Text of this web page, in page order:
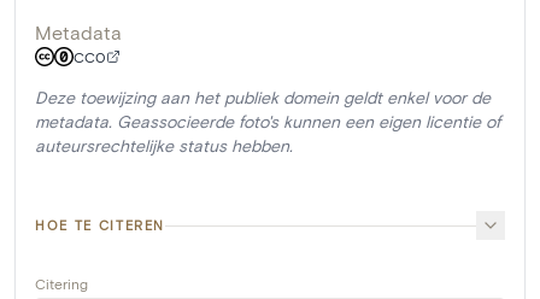
Metadata
CC0
Deze toewijzing aan het publiek domein geldt enkel voor de
metadata. Geassocieerde foto's kunnen een eigen licentie of
auteursrechtelijke status hebben.
HOE TE CITEREN
Citering